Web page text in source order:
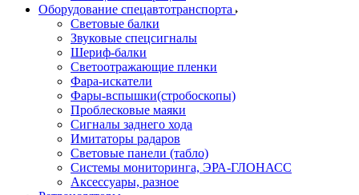
Оборудование спецавтотранспорта
Световые балки
Звуковые спецсигналы
Шериф-балки
Светоотражающие пленки
Фара-искатели
Фары-вспышки(стробоскопы)
Проблесковые маяки
Сигналы заднего хода
Имитаторы радаров
Световые панели (табло)
Системы мониторинга, ЭРА-ГЛОНАСС
Аксессуары, разное